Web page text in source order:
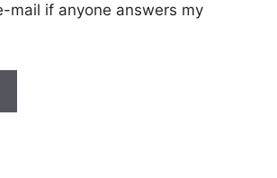
mail if anyone answers my